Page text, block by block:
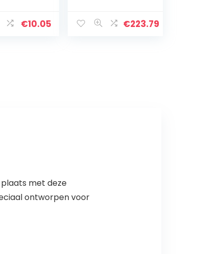
€10.05
Menu Stand€223.79
met deze
ontworpen voor